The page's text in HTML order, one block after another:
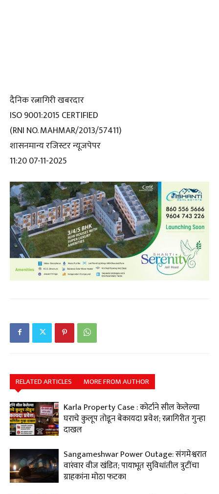
दैनिक रत्नागिरी खबरदार
ISO 9001:2015 CERTIFIED
(RNI NO. MAHMAR/2013/57411)
शासनमान्य रजिस्टर न्यूजपेपर
11:20 07-11-2025
RELATED ARTICLES MORE FROM AUTHOR
Karla Property Case : कोर्टाने सील केलेल्या
घराचे कुलूप तोडून बेकायदा प्रवेश; रत्नागिरीत गुन्हा
दाखल
Sangameshwar Power Outage: संगमेश्वरात
वारंवार वीज खंडित; पायाभूत सुविधांतील त्रुटींचा
ग्राहकांना मोठा फटका